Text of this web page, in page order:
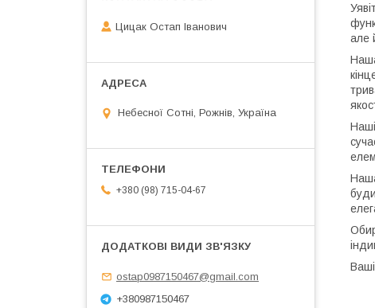
але
Цицак Остап Іванович
Небесної Сотні, Рожнів, Україна
+380 (98) 715-04-67
ostap0987150467@gmail.com
+380987150467